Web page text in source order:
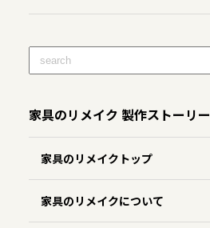
家具のリメイク 製作ストーリー
家具のリメイクトップ
家具のリメイクについて